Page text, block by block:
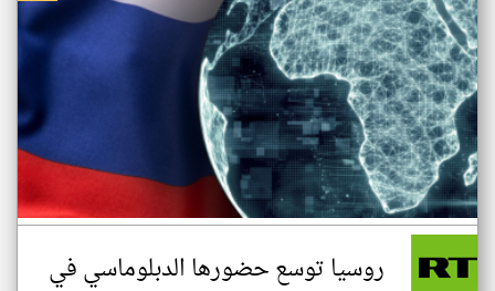
روسيا توسع حضورها الدبلوماسي في